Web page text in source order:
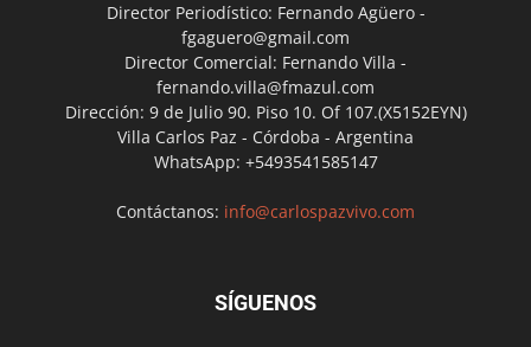
Director Periodístico: Fernando Agüero -
fgaguero@gmail.com
Director Comercial: Fernando Villa -
fernando.villa@fmazul.com
Dirección: 9 de Julio 90. Piso 10. Of 107.(X5152EYN)
Villa Carlos Paz - Córdoba - Argentina
WhatsApp: +5493541585147
Contáctanos: info@carlospazvivo.com
SÍGUENOS